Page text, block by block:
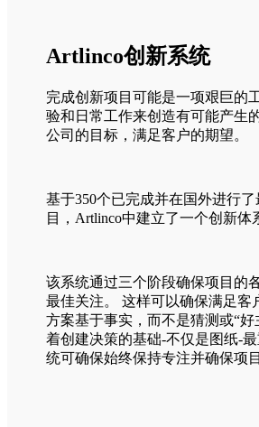
Artlinco创新系统
完成创新项目可能是一项艰巨的
验和日常工作来创造有可能产生
公司的目标，满足客户的期望。
基于350个已完成并在国外进行
目，Artlinco中建立了一个创新体
该系统通过三个阶段确保项目的
最佳关注。 这样可以确保满足客
方案基于事实，而不是猜测或“好
着创建决策的基础-不仅是图纸-
统可确保始终保持专注并确保项